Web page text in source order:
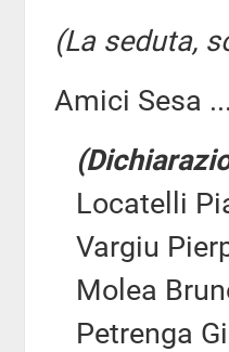
(La seduta,
Amici Sesa
Locatelli
Vargiu
Molea
Petrenga